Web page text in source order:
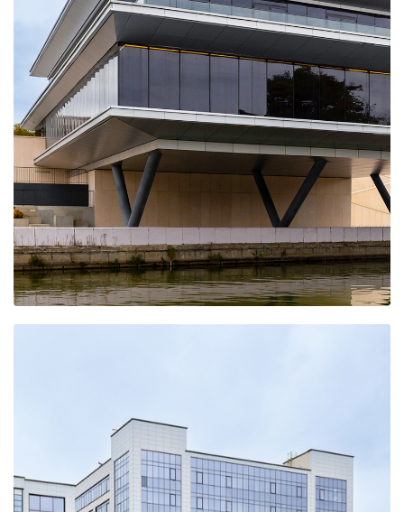
Международный Аэропорт
Гранд- отель